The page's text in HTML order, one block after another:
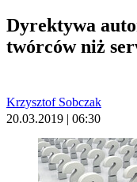
Dyrektywa
twórców niż
Krzysztof Sobczak
20.03.2019 | 06:30